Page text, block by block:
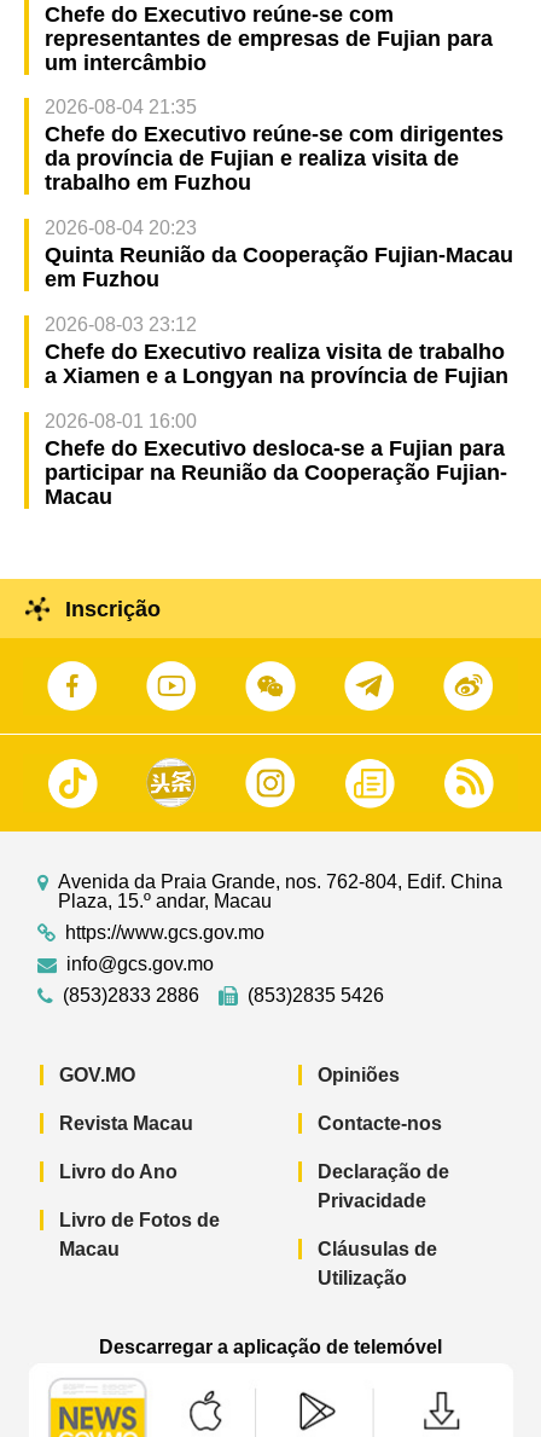
Chefe do Executivo reúne-se com
representantes de empresas de Fujian para
um intercâmbio
2026-08-04 21:35
Chefe do Executivo reúne-se com dirigentes
da província de Fujian e realiza visita de
trabalho em Fuzhou
2026-08-04 20:23
Quinta Reunião da Cooperação Fujian-Macau
em Fuzhou
2026-08-03 23:12
Chefe do Executivo realiza visita de trabalho
a Xiamen e a Longyan na província de Fujian
2026-08-01 16:00
Chefe do Executivo desloca-se a Fujian para
participar na Reunião da Cooperação Fujian-
Macau
Inscrição
Avenida da Praia Grande, nos. 762-804, Edif. China
Plaza, 15.º andar, Macau
https://www.gcs.gov.mo
info@gcs.gov.mo
(853)2833 2886
(853)2835 5426
GOV.MO
Revista Macau
Livro do Ano
Livro de Fotos de
Macau
Opiniões
Contacte-nos
Declaração de
Privacidade
Cláusulas de
Utilização
Descarregar a aplicação de telemóvel